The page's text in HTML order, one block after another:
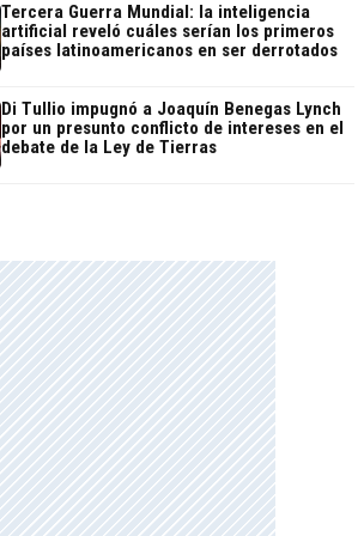
Tercera Guerra Mundial: la inteligencia
artificial reveló cuáles serían los primeros
países latinoamericanos en ser derrotados
Di Tullio impugnó a Joaquín Benegas Lynch
por un presunto conflicto de intereses en el
debate de la Ley de Tierras